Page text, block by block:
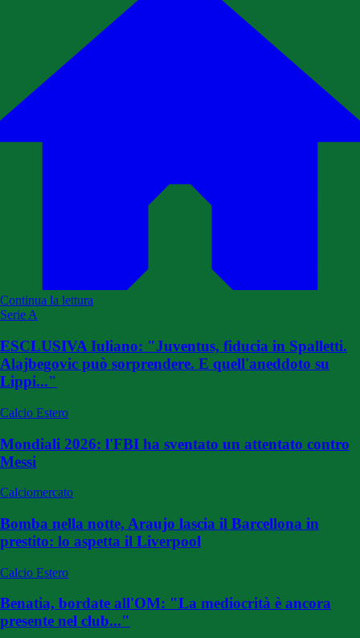
Continua la lettura
Serie A
ESCLUSIVA Iuliano: "Juventus, fiducia in Spalletti.
Alajbegovic può sorprendere. E quell'aneddoto su
Lippi..."
Calcio Estero
Mondiali 2026: l'FBI ha sventato un attentato contro
Messi
Calciomercato
Bomba nella notte, Araujo lascia il Barcellona in
prestito: lo aspetta il Liverpool
Calcio Estero
Benatia, bordate all'OM: "La mediocrità è ancora
presente nel club..."